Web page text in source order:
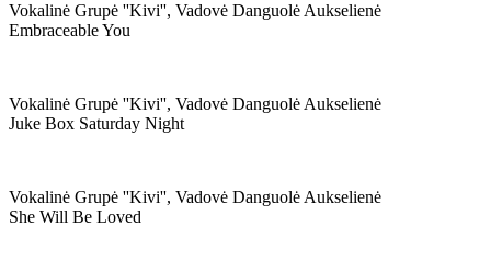
Vokalinė Grupė ''kivi'', Vadovė Danguolė Aukselienė
Embraceable You
Vokalinė Grupė ''kivi'', Vadovė Danguolė Aukselienė
Juke Box Saturday Night
Vokalinė Grupė ''kivi'', Vadovė Danguolė Aukselienė
She Will Be Loved